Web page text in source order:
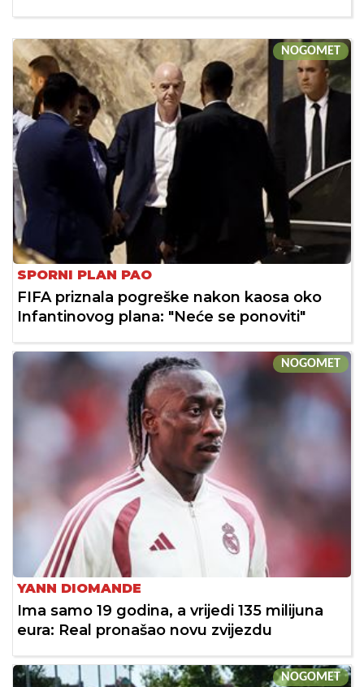
NOGOMET
SPORNI PLAN PAO
FIFA priznala pogreške nakon kaosa oko
Infantinovog plana: "Neće se ponoviti"
NOGOMET
YANN DIOMANDE
Ima samo 19 godina, a vrijedi 135 milijuna
eura: Real pronašao novu zvijezdu
NOGOMET